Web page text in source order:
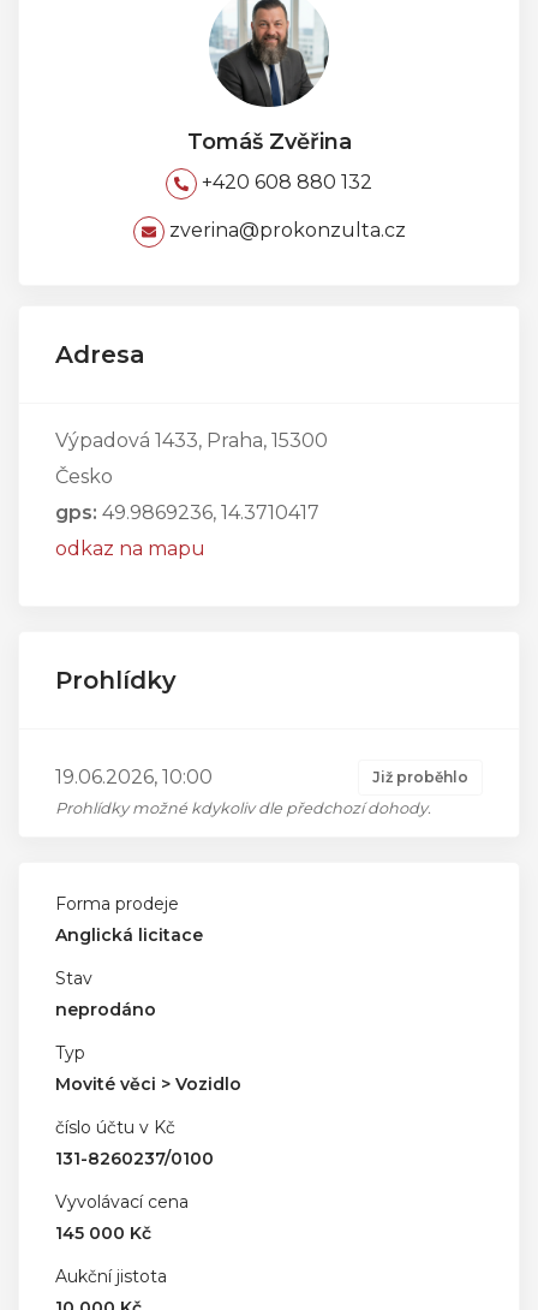
Tomáš Zvěřina
+420 608 880 132
zverina@prokonzulta.cz
Adresa
Výpadová 1433, Praha, 15300
Česko
gps: 49.9869236, 14.3710417
odkaz na mapu
Prohlídky
19.06.2026, 10:00
Již proběhlo
Prohlídky možné kdykoliv dle předchozí dohody.
Forma prodeje
Anglická licitace
Stav
neprodáno
Typ
Movité věci > Vozidlo
číslo účtu v Kč
131-8260237/0100
Vyvolávací cena
145 000 Kč
Aukční jistota